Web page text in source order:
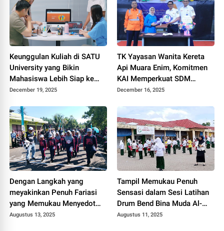
Keunggulan Kuliah di SATU
University yang Bikin
Mahasiswa Lebih Siap ke
Dunia Profesional
December 19, 2025
TK Yayasan Wanita Kereta
Api Muara Enim, Komitmen
KAI Memperkuat SDM
Tangguh Sejak Dini
December 16, 2025
Dengan Langkah yang
meyakinkan Penuh Fariasi
yang Memukau Menyedot
Perhatian Masyarakat
Augustus 13, 2025
Tampil Memukau Penuh
Sensasi dalam Sesi Latihan
Drum Bend Bina Muda Al-
Ma'Rif Arif SMP Islam Yasrib
Augustus 11, 2025